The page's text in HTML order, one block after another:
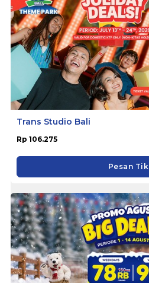
Trans Studio Bali
Rp 106.275
Pesan